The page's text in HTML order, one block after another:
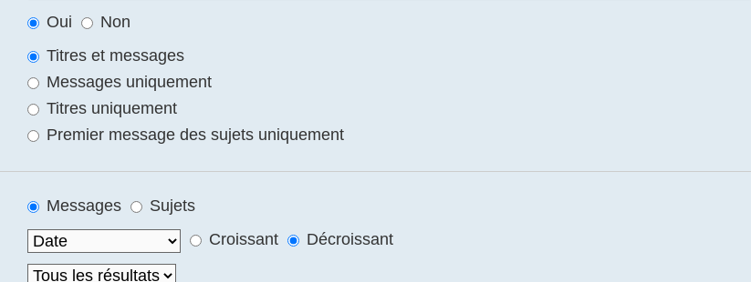
Oui
Non
Titres et messages
Messages uniquement
Titres uniquement
Premier message des sujets uniquement
Messages
Sujets
Croissant
Décroissant